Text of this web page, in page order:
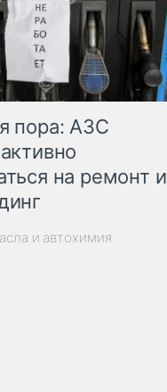
пора: АЗС
на ремонт и
и автохимия